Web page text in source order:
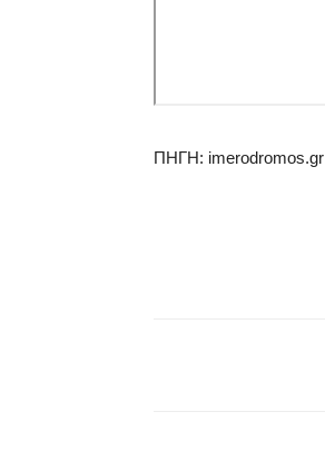
ΠΗΓΗ: imerodromos.gr